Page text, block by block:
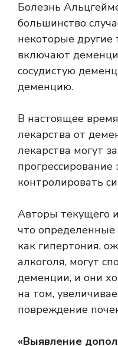
Болезнь
большинство
некоторые
включают
сосудистую
деменцию.
В настоящее
лекарства от
лекарства могут
контролировать
Авторы текущего
что
как гипертония,
алкоголя, могут
деменции, и они
на том,
повреждение
«Выявление